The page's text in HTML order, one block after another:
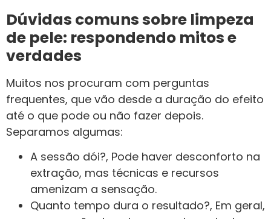
Dúvidas comuns sobre limpeza
de pele: respondendo mitos e
verdades
Muitos nos procuram com perguntas
frequentes, que vão desde a duração do efeito
até o que pode ou não fazer depois.
Separamos algumas:
A sessão dói?, Pode haver desconforto na
extração, mas técnicas e recursos
amenizam a sensação.
Quanto tempo dura o resultado?, Em geral,